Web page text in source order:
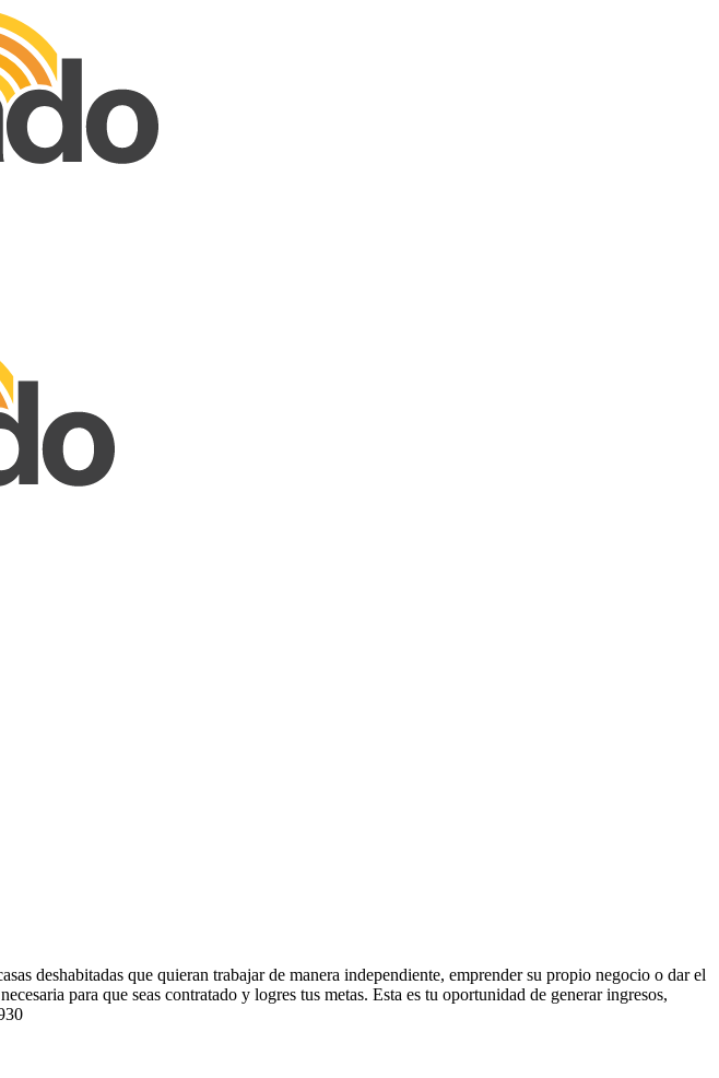
deshabitadas que quieran trabajar de manera independiente, emprender su propio negocio o dar el
para que seas contratado y logres tus metas. Esta es tu oportunidad de generar ingresos,